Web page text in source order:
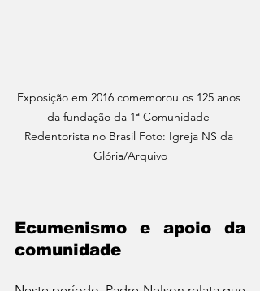
Exposição em 2016 comemorou os 125 anos
da fundação da 1ª Comunidade
Redentorista no Brasil Foto: Igreja NS da
Glória/Arquivo
Ecumenismo e apoio da
comunidade